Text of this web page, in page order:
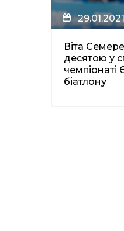
29.01.2021
Віта
десятою у
чемпіонаті
біатлону